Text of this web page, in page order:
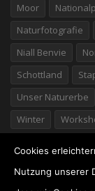
Moor
Naturfotografie
Niall Benvie
Schottland
Unser Naturerbe
Winter
Cookies
Nutzung unserer